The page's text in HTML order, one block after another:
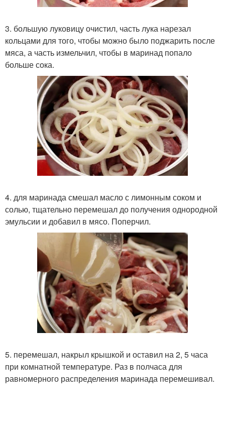
3. большую луковицу очистил, часть лука нарезал
кольцами для того, чтобы можно было поджарить после
мяса, а часть измельчил, чтобы в маринад попало
больше сока.
4. для маринада смешал масло с лимонным соком и
солью, тщательно перемешал до получения однородной
эмульсии и добавил в мясо. Поперчил.
5. перемешал, накрыл крышкой и оставил на 2, 5 часа
при комнатной температуре. Раз в полчаса для
равномерного распределения маринада перемешивал.